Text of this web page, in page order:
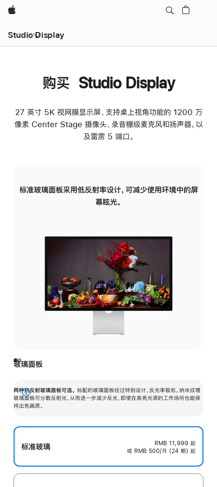
Apple
Studio Display
购买 Studio Display
27 英寸 5K 视网膜显示屏、支持桌上视角功能的 1200 万
像素 Center Stage 摄像头、录音棚级麦克风和扬声器，以
及雷雳 5 端口。
标准玻璃面板采用低反射率设计，可减少使用环境中的屏
幕眩光。
玻璃面板
两种抗反射玻璃面板可选。 标配的玻璃面板经过特别设计，反光率极低。纳米纹理
玻璃面板可分散反射光，从而进一步减少反光，即使在高亮光源的工作场所也能保
持出色画质。
展
开
标准玻璃 RMB 11,999 起
或 RMB 500/月 (24 期) 起